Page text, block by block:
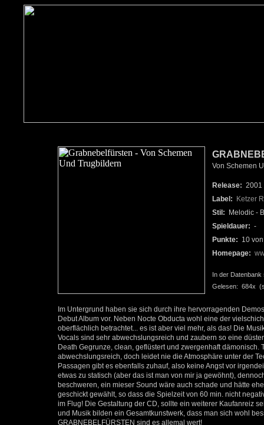
Von Schemen
Release: 2001
Label:
Ketzer
Stil: Melodic -
Spieldauer: -
Punkte: 10
Homepage:
In der Datenbank
Gelesen: 684x
Im Untergrund haben sie sich durch ihre hervorragenden
Debut Album vor. Neben Nocte Obducta wohl eine der
oberflächlich betrachtet... es ist aber viel mehr, als das! Die
Vocals sind sehr abwechslungsreich und zaubern so eine
Death Gegrunze, clean, geflüstert und zwergenhaft dämonisch.
abwechslungsreich, doch leidet nie die Atmosphäre unter der
Passagen gibt es ebenfalls zuhauf, also keine Angst vor
etwas zu statisch (aber das ist man von mir ja gewöhnt),
beschweren, ein mieser Sound wäre auch schade und hätte
geschickt gewählt, so dass die Spielzeit von 60 min. nicht
im Flug! Die Gestaltung der CD, sollte ein weiterer Kaufanreiz
und Musik bilden ein Gesamtkunstwerk, dass man sich wohl
GRABNEBELFÜRSTEN sind es allemal wert!